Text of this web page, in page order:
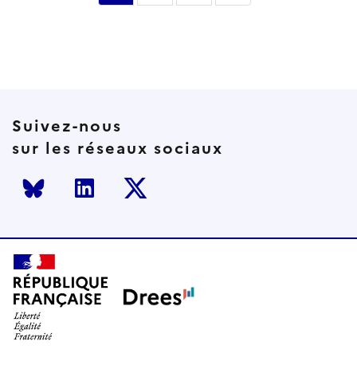
courante
suivante
page
Suivez-nous
sur les réseaux sociaux
Bluesky LinkedInTwitter